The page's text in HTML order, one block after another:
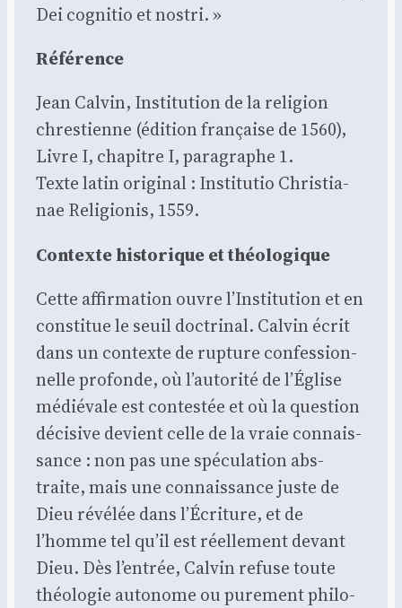
Dei cog­ni­tio et nos­tri. »
Réfé­rence
Jean Cal­vin, Ins­ti­tu­tion de la reli­gion
chres­tienne (édi­tion fran­çaise de 1560),
Livre I, cha­pitre I, para­graphe 1.
Texte latin ori­gi­nal : Ins­ti­tu­tio Chris­tia­
nae Reli­gio­nis, 1559.
Contexte his­to­rique et théo­lo­gique
Cette affir­ma­tion ouvre l’Institution et en
consti­tue le seuil doc­tri­nal. Cal­vin écrit
dans un contexte de rup­ture confes­sion­
nelle pro­fonde, où l’autorité de l’Église
médié­vale est contes­tée et où la ques­tion
déci­sive devient celle de la vraie connais­
sance : non pas une spé­cu­la­tion abs­
traite, mais une connais­sance juste de
Dieu révé­lée dans l’Écriture, et de
l’homme tel qu’il est réel­le­ment devant
Dieu. Dès l’entrée, Cal­vin refuse toute
théo­lo­gie auto­nome ou pure­ment phi­lo­